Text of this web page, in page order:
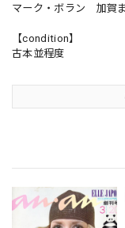
マーク・ボラン 加賀
【condition】
古本並程度